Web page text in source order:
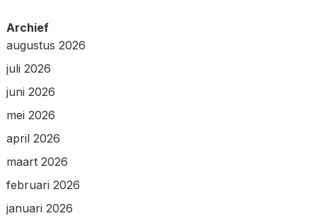
Archief
augustus 2026
juli 2026
juni 2026
mei 2026
april 2026
maart 2026
februari 2026
januari 2026